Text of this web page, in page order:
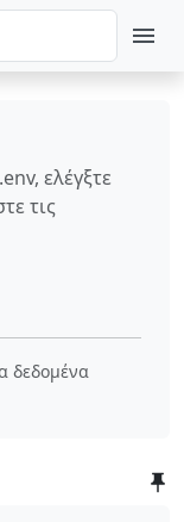
ελέγξτε
τις
δεδομένα